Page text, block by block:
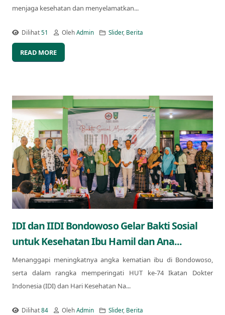
menjaga kesehatan dan menyelamatkan...
Dilihat51 OlehAdmin Slider, Berita
READ MORE
IDI dan IIDI Bondowoso Gelar Bakti Sosial
untuk Kesehatan Ibu Hamil dan Ana...
Menanggapi meningkatnya angka kematian ibu di Bondowoso,
serta dalam rangka memperingati HUT ke-74 Ikatan Dokter
Indonesia (IDI) dan Hari Kesehatan Na...
Dilihat84 OlehAdmin Slider, Berita